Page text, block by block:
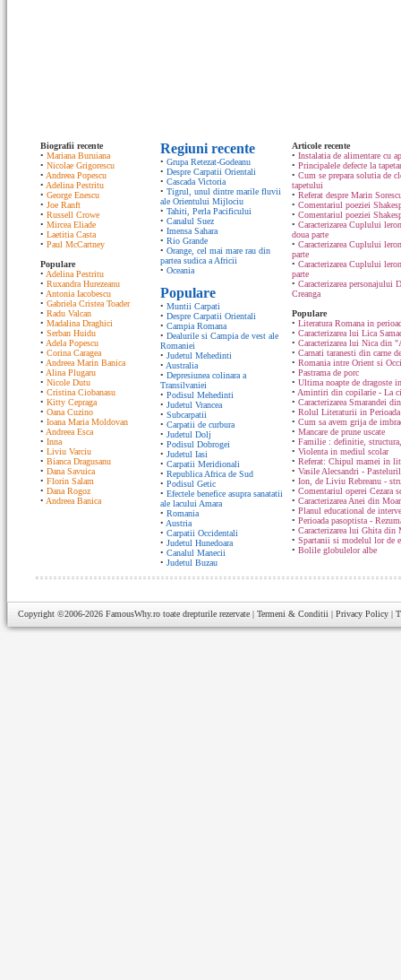
Biografii recente
• Mariana Buruiana
• Nicolae Grigorescu
• Andreea Popescu
• Adelina Pestritu
• George Enescu
• Joe Ranft
• Russell Crowe
• Mircea Eliade
• Laetitia Casta
• Paul McCartney
Populare
• Adelina Pestritu
• Ruxandra Hurezeanu
• Antonia Iacobescu
• Gabriela Cristea Toader
• Radu Valcan
• Madalina Draghici
• Serban Huidu
• Adela Popescu
• Corina Caragea
• Andreea Marin Banica
• Alina Plugaru
• Nicole Dutu
• Cristina Ciobanasu
• Kitty Cepraga
• Oana Cuzino
• Ioana Maria Moldovan
• Andreea Esca
• Inna
• Liviu Varciu
• Bianca Dragusanu
• Dana Savuica
• Florin Salam
• Dana Rogoz
• Andreea Banica
Regiuni recente
• Grupa Retezat-Godeanu
• Despre Carpatii Orientali
• Cascada Victoria
• Tigrul, unul dintre marile fluvii
ale Orientului Mijlociu
• Tahiti, Perla Pacificului
• Canalul Suez
• Imensa Sahara
• Rio Grande
• Orange, cel mai mare rau din
partea sudica a Africii
• Oceania
Populare
• Muntii Carpati
• Despre Carpatii Orientali
• Campia Romana
• Dealurile si Campia de vest ale
Romaniei
• Judetul Mehedinti
• Australia
• Depresiunea colinara a
Transilvaniei
• Podisul Mehedinti
• Judetul Vrancea
• Subcarpatii
• Carpatii de curbura
• Judetul Dolj
• Podisul Dobrogei
• Judetul Iasi
• Carpatii Meridionali
• Republica Africa de Sud
• Podisul Getic
• Efectele benefice asupra sanatatii
ale lacului Amara
• Romania
• Austria
• Carpatii Occidentali
• Judetul Hunedoara
• Canalul Manecii
• Judetul Buzau
Articole recente
• Instalatia de alimentare cu
• Principalele defecte la
• Cum se prepara solutia de
tapetului
• Referat despre Marin
• Comentariul poeziei
• Comentariul poeziei
• Caracterizarea Cuplului
doua parte
• Caracterizarea Cuplului
parte
• Caracterizarea Cuplului
parte
• Caracterizarea personajului
Creanga
Populare
• Literatura Romana in
• Caracterizarea lui Lica
• Caracterizarea lui Nica din
• Carnati taranesti din carne
• Romania intre Orient si
• Pastrama de porc
• Ultima noapte de dragoste
• Amintiri din copilarie - La
• Caracterizarea Smarandei
• Rolul Literaturii in Perioada
• Cum sa avem grija de
• Mancare de prune uscate
• Familie : definitie,
• Violenta in mediul scolar
• Referat: Chipul mamei in
• Vasile Alecsandri -
• Ion, de Liviu Rebreanu -
• Comentariul operei Cezara
• Caracterizarea Anei din
• Planul educational de
• Perioada pasoptista -
• Caracterizarea lui Ghita din
• Spartanii si modelul lor de
• Bolile globulelor albe
Copyright ©2006-2026 FamousWhy.ro toate drepturile rezervate | Termeni & Conditii | Privacy Policy |